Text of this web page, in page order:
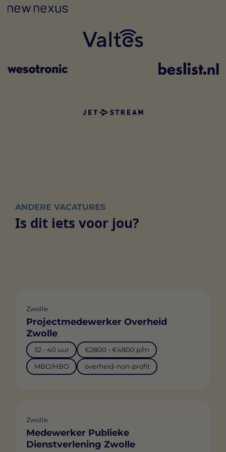
ANDERE VACATURES
Is dit iets voor jou?
Zwolle
Projectmedewerker Overheid
Zwolle
32 - 40 uur €2800 - €4800 p/m
MBO/HBO overheid-non-profit
Zwolle
Medewerker Publieke
Dienstverlening Zwolle